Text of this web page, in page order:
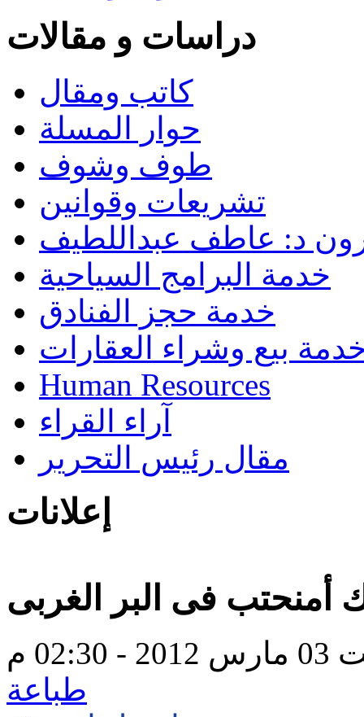
دراسات و مقالات
كاتب ومقال
حوار المسلة
طوف وشوف
تشريعات وقوانين
د: عاطف عبداللطيف
خدمة البرامج السياحية
خدمة حجز الفنادق
بيع وشراء العقارات
Human Resources
آراء القراء
مقال رئيس التحرير
إعلانات
أمنحتب فى البر الغربى
م
طباعة